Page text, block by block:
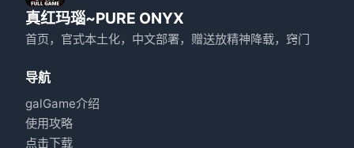
真红玛瑙~PURE ONYX
首页，官式本土化，中文部署，赠送放精神降载，窍门
导航
galGame介绍
使用攻略
点击下载